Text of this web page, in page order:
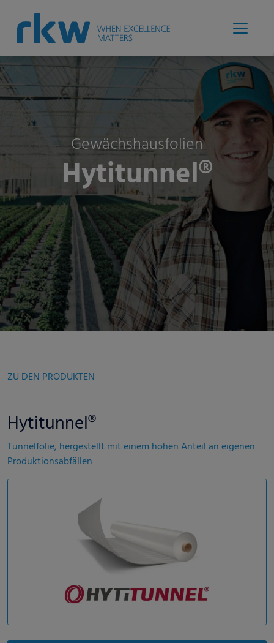
Gewächshausfolien
Hytitunnel®
ZU DEN PRODUKTEN
Hytitunnel®
Tunnelfolie, hergestellt mit einem hohen Anteil an eigenen
Produktionsabfällen